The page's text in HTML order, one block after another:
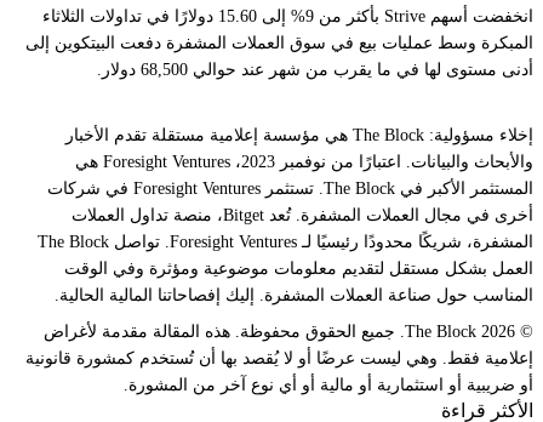
انخفضت أسهم Strive بأكثر من 9% إلى 15.60 دولارًا في تداولات الثلاثاء
المبكرة وسط عمليات بيع في سوق العملات المشفرة دفعت البيتكوين إلى
أدنى مستوى لها في ما يقرب من شهر عند حوالي 68,500 دولار.
إخلاء مسؤولية: The Block هي مؤسسة إعلامية مستقلة تقدم الأخبار
والأبحاث والبيانات. اعتبارًا من نوفمبر 2023، Foresight Ventures هي
المستثمر الأكبر في The Block. تستثمر Foresight Ventures في شركات
أخرى في مجال العملات المشفرة. تُعد Bitget، منصة تداول العملات
المشفرة، شريكًا محدودًا رئيسيًا لـ Foresight Ventures. تواصل The Block
العمل بشكل مستقل لتقديم معلومات موضوعية ومؤثرة وفي الوقت
المناسب حول صناعة العملات المشفرة. إليك إفصاحاتنا المالية الحالية.
© 2026 The Block. جميع الحقوق محفوظة. هذه المقالة مقدمة لأغراض
إعلامية فقط. وهي ليست عرضًا أو لا يُقصد بها أن تُستخدم كمشورة قانونية
أو ضريبية أو استثمارية أو مالية أو أي نوع آخر من المشورة.
الأكثر قراءة